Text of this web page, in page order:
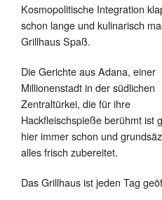
Kosmopolitische Integration
schon lange und kulinarisch
Grillhaus Spaß.
Die Gerichte aus Adana, einer
Millionenstadt in der südlichen
Zentraltürkei, die für ihre
Hackfleischspieße berühmt ist
hier immer schon und
alles frisch zubereitet.
Das Grillhaus ist jeden Tag